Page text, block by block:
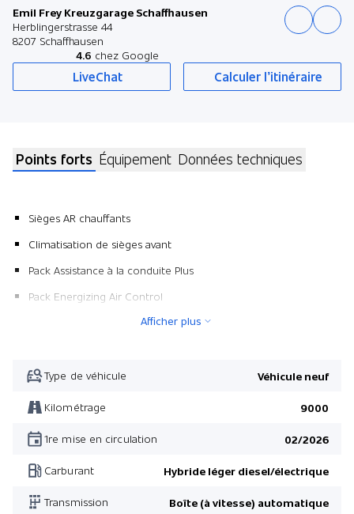
Emil Frey Kreuzgarage Schaffhausen
Herblingerstrasse 44
8207 Schaffhausen
4.6 chez Google
LiveChat Calculer l’itinéraire
Points forts Équipement Données techniques
Sièges AR chauffants
Climatisation de sièges avant
Pack Assistance à la conduite Plus
Pack Energizing Air Control
Wärme- und geräuschdämmendes Akustikglas
Chauffage auxiliaire
Pack Keyless-Go Confort
Console centrale en métal/ tissus
Capitonnage cuir Nappa
Afficher plus
Type de véhicule Véhicule neuf
Kilométrage 9000
1re mise en circulation 02/2026
Carburant Hybride léger diesel/électrique
Transmission Boîte (à vitesse) automatique